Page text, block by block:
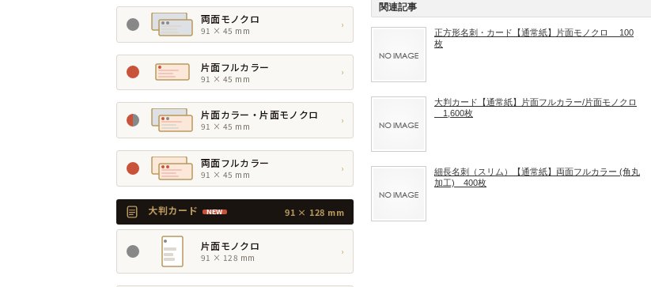
関連記事
正方形名刺・カード【通常紙】片面モノクロ 100
枚
大判カード【通常紙】片面フルカラー/片面モノクロ
1,600枚
細長名刺（スリム）【通常紙】両面フルカラー (角丸
加工) 400枚
両面モノクロ
91 × 45 mm
›
片面フルカラー
91 × 45 mm
›
片面カラー・片面モノクロ
91 × 45 mm
›
両面フルカラー
91 × 45 mm
›
大判カード NEW 91 × 128 mm
片面モノクロ
91 × 128 mm
›